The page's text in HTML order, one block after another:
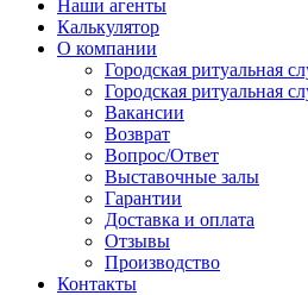
Наши агенты
Калькулятор
О компании
Городская ритуальная
Городская ритуальная
Вакансии
Возврат
Вопрос/Ответ
Выставочные залы
Гарантии
Доставка и оплата
Отзывы
Производство
Контакты